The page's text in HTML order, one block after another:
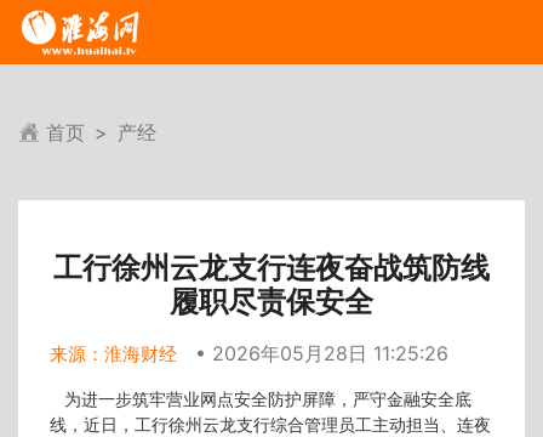
首页 产经
工行徐州云龙支行连夜奋战筑防线
履职尽责保安全
来源：淮海财经 • 2026年05月28日 11:25:26
为进一步筑牢营业网点安全防护屏障，严守金融安全底
线，近日，工行徐州云龙支行综合管理员工主动担当、连夜